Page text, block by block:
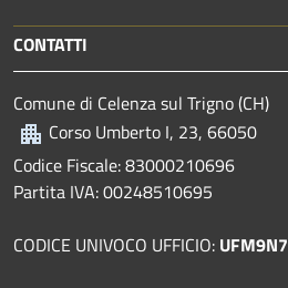
CONTATTI
Comune di Celenza sul Trigno (CH)
Corso Umberto I, 23, 66050
Codice Fiscale: 83000210696
Partita IVA: 00248510695
CODICE UNIVOCO UFFICIO: UFM9N7